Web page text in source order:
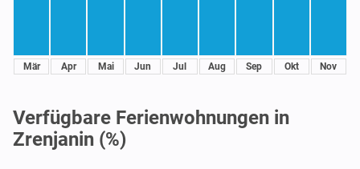
Mär Apr Mai Jun Jul Aug Sep Okt Nov
Verfügbare Ferienwohnungen in
Zrenjanin (%)